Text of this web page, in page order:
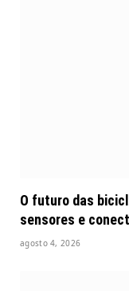
O futuro das
sensores e
agosto 4, 2026